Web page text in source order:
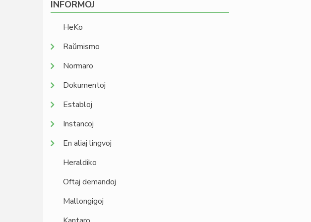
INFORMOJ
HeKo
Raŭmismo
Normaro
Dokumentoj
Establoj
Instancoj
En aliaj lingvoj
Heraldiko
Oftaj demandoj
Mallongigoj